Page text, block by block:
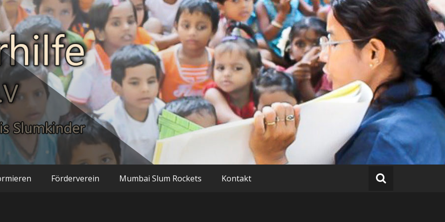
Mumbai n.e.V.
Förderverein Mumbai Slum Rockets Kontakt